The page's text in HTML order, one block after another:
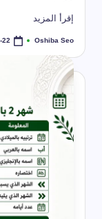
إقرأ المزيد
تمّ
بواسطة
Oshiba Seo
22